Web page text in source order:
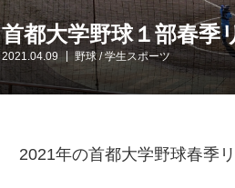
首都大学野球１部春季
2021.04.09 野球/学生スポーツ
2021年の首都大学野球春季